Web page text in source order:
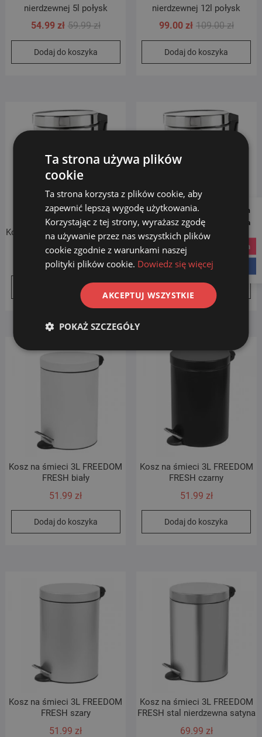
nierdzewnej 5l połysk
59.99złPierwotna
cena
59.99 zł.
54.99 zł
Aktualna
cena
54.99 zł.
Dodaj do koszyka
nierdzewnej 12l połysk
109.00zł
cena
109.00
99.00 zł
cena
99.00
Dodaj do koszyka
Kosz na śmieci 20 l powlekany
stalą nierdzewną
129.00 zł
Dodaj do koszyka
Kosz na śmieci 30 l powlekany
stalą nierdzewną
169.00zł
Dodaj do koszyka
Kosz na śmieci 3L FREEDOM
FRESH biały
51.99zł
Dodaj do koszyka
Kosz na śmieci 3L FREEDOM
FRESH czarny
51.99 zł
Dodaj do koszyka
Kosz na śmieci 3L FREEDOM
FRESH szary
51.99 zł
Kosz na śmieci 3L FREEDOM
FRESH stal nierdzewna satyna
69.99 zł
Follow us on
Social Media
instagram
Ta strona używa plików
cookie
Ta strona korzysta z plików cookie, aby
zapewnić lepszą wygodę użytkowania.
Korzystając z tej strony, wyrażasz zgodę
na używanie przez nas wszystkich plików
cookie zgodnie z warunkami naszej
polityki plików cookie. Dowiedz się więcej
AKCEPTUJ WSZYSTKIE
POKAŻ SZCZEGÓŁY